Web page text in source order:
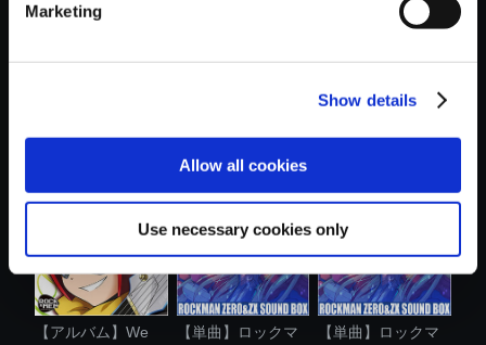
Marketing
Show details
Allow all cookies
Use necessary cookies only
ン ゼクス ア...
are ROCK-MEN....
クマン ディ....
【アルバム】We
【単曲】ロックマ
【単曲】ロックマ